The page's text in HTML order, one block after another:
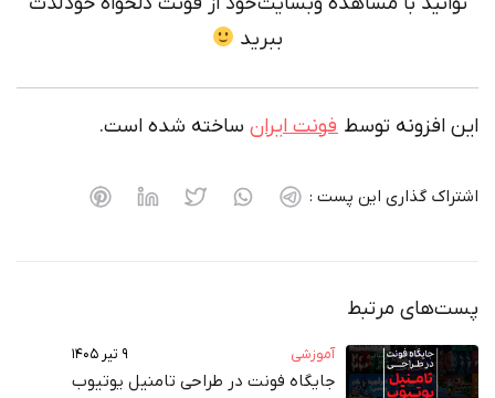
توسط فونت ایرانساخته شده است.
گذاری این پست :
مرتبط
آموزشی
جایگاه فونت در طراحی تامنیل یوتیوب